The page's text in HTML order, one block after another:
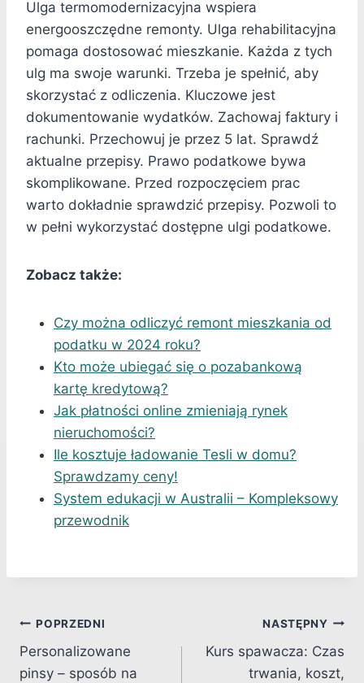
Ulga termomodernizacyjna wspiera
energooszczędne remonty. Ulga rehabilitacyjna
pomaga dostosować mieszkanie. Każda z tych
ulg ma swoje warunki. Trzeba je spełnić, aby
skorzystać z odliczenia. Kluczowe jest
dokumentowanie wydatków. Zachowaj faktury i
rachunki. Przechowuj je przez 5 lat. Sprawdź
aktualne przepisy. Prawo podatkowe bywa
skomplikowane. Przed rozpoczęciem prac
warto dokładnie sprawdzić przepisy. Pozwoli to
w pełni wykorzystać dostępne ulgi podatkowe.
Zobacz także:
Czy można odliczyć remont mieszkania od
podatku w 2024 roku?
Kto może ubiegać się o pozabankową
kartę kredytową?
Jak płatności online zmieniają rynek
nieruchomości?
Ile kosztuje ładowanie Tesli w domu?
Sprawdzamy ceny!
System edukacji w Australii – Kompleksowy
przewodnik
Nawigacja
wpisu
POPRZEDNI
Personalizowane
pinsy – sposób na
NASTĘPNY
Kurs spawacza: Czas
trwania, koszt,